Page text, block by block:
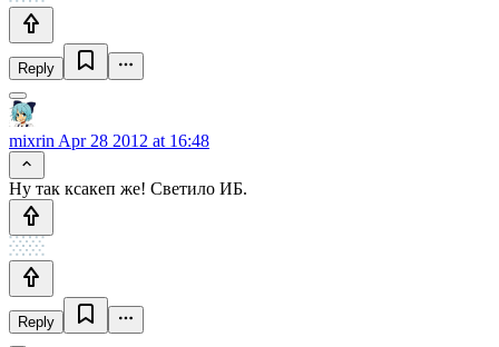
Reply
mixrin Apr 28 2012 at 16:48
Ну так ксакеп же! Светило ИБ.
Reply